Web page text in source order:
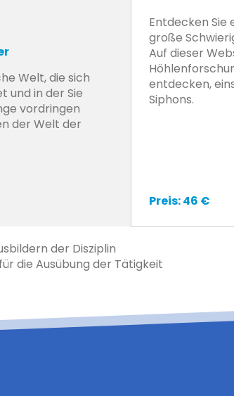
Welt, die sich
und in der Sie
vordringen
der Welt der
Entdecken Sie
große
Auf dieser
entdecken,
Siphons.
Preis: 46 €
der Disziplin
die Ausübung der Tätigkeit